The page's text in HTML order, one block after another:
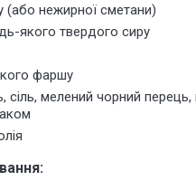
(або нежирної сметани)
якого твердого сиру
фаршу
сіль, мелений чорний перець,